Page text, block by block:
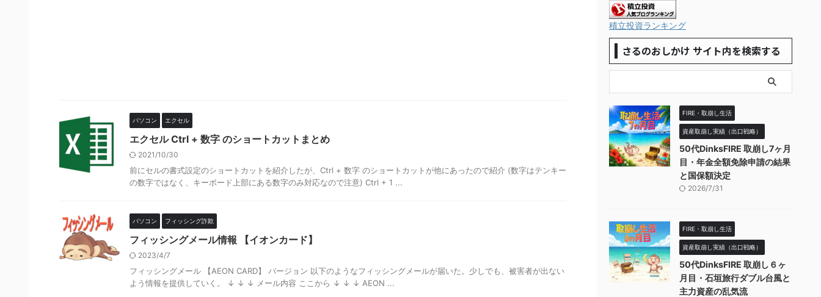
パソコン エクセル
エクセル Ctrl + 数字 のショートカットまとめ
2021/10/30
前にセルの書式設定のショートカットを紹介したが、Ctrl + 数字 のショートカットが他にあったので紹介 (数字はテンキー
の数字ではなく、キーボード上部にある数字のみ対応なので注意) Ctrl + 1 ...
パソコン フィッシング詐欺
フィッシングメール情報 【イオンカード】
2023/4/7
フィッシングメール 【AEON CARD】 バージョン 以下のようなフィッシングメールが届いた。少しでも、被害者が出ない
よう情報を提供していく。 ↓ ↓ ↓ メール内容 ここから ↓ ↓ ↓ AEON ...
積立投資ランキング
さるのおしかけ サイト内を検索する
FIRE・取崩し生活
資産取崩し実績（出口戦略）
50代DinksFIRE 取崩し7ヶ月
目・年金全額免除申請の結果
と国保額決定
2026/7/31
FIRE・取崩し生活
資産取崩し実績（出口戦略）
50代DinksFIRE 取崩し６ヶ
月目・石垣旅行ダブル台風と
主力資産の乱気流